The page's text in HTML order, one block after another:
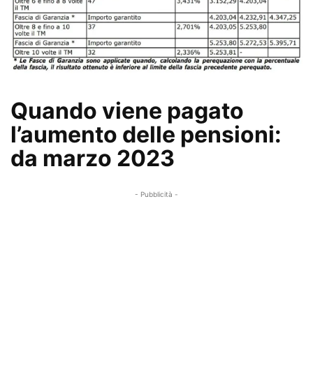
Quando viene pagato
l’aumento delle pensioni:
da marzo 2023
- Pubblicità -